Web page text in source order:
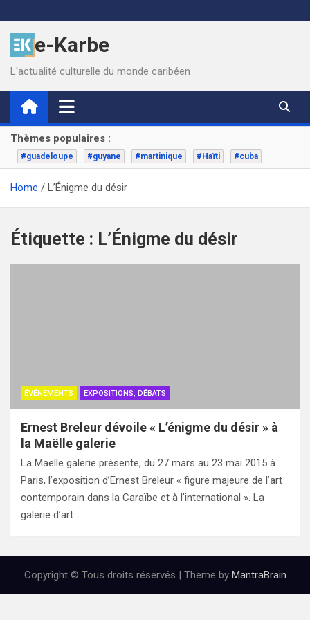
to
contente-Karbe
L'actualité culturelle du monde caribéen
Thèmes populaires :
#guadeloupe #guyane #martinique #Haïti #cuba
Home L’Énigme du désir
Étiquette : L’Énigme du désir
ÉVÉNEMENTS EXPOSITIONS, DÉBATS
Ernest Breleur dévoile « L’énigme du désir » à
la Maëlle galerie
La Maëlle galerie présente, du 27 mars au 23 mai 2015 à
Paris, l’exposition d’Ernest Breleur « figure majeure de l’art
contemporain dans la Caraïbe et à l’international ». La
galerie d’art…
Copyright © Tous droits réservés | Theme by MantraBrain